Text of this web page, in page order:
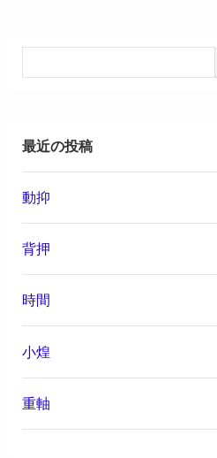
最近の投稿
動抑
背押
時間
小煌
重軸